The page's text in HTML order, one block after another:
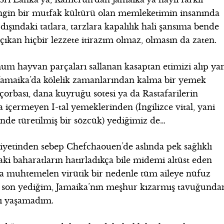
bir mutfak kültürü olan memleketimin insanında
tatlara, tarzlara kapalılık hali şansıma bende
hiçbir lezzete itirazım olmaz, olmasın da zaten.
hayvan parçaları sallanan kasaptan etimizi alıp
kölelik zamanlarından kalma bir yemek
dana kuyruğu sotesi ya da Rastafarilerin
içermeyen I-tal yemeklerinden (İngilizce vital, yani
türetilmiş bir sözcük) yediğimiz de…
sebep Chefchaouen’de aslında pek sağlıklı
baharatların hatırladıkça bile midemi altüst eden
muhtemelen virütik bir nedenle tüm aileye nüfuz
yediğim, Jamaika’nın meşhur kızarmış
yaşamadım.